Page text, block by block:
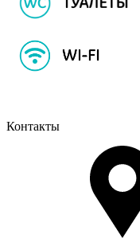
Контакты